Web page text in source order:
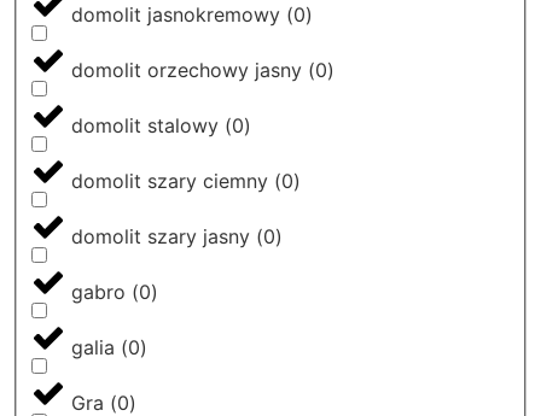
domolit jasnokremowy (0)
domolit orzechowy jasny (0)
domolit stalowy (0)
domolit szary ciemny (0)
domolit szary jasny (0)
gabro (0)
galia (0)
Gra (0)